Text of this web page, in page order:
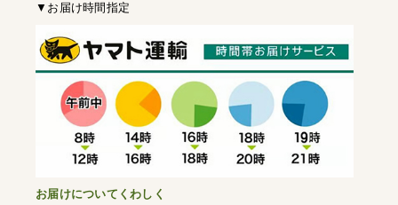
▼お届け時間指定
お届けについてくわしく